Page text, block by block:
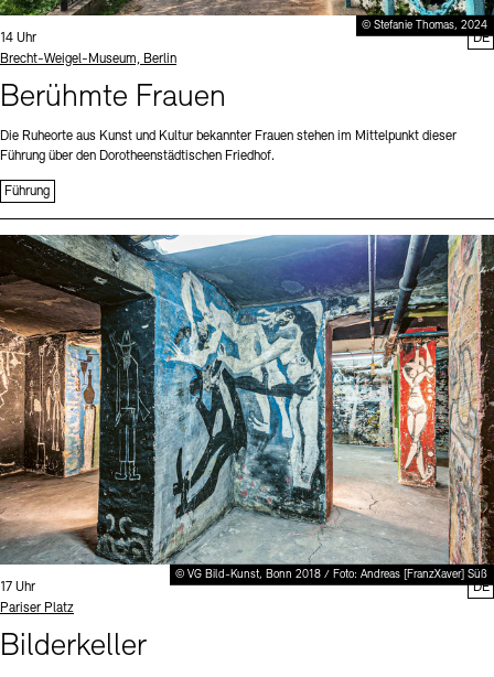
© Stefanie Thomas, 2024
Uhrzeit:
14 Uhr
Standort
Brecht-Weigel-Museum, Berlin
Berühmte Frauen
Die Ruheorte aus Kunst und Kultur bekannter Frauen stehen im Mittelpunkt dieser
Führung über den Dorotheenstädtischen Friedhof.
Führung
DE
© VG Bild-Kunst, Bonn 2018 / Foto: Andreas [FranzXaver] Süß
Uhrzeit:
17 Uhr
Standort
Pariser Platz
Bilderkeller
DE